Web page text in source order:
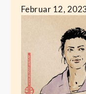
Februar 12,